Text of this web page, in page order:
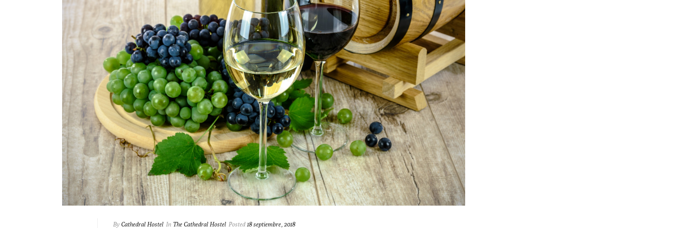
By Cathedral Hostel In The Cathedral Hostel Posted 18 septiembre, 2018